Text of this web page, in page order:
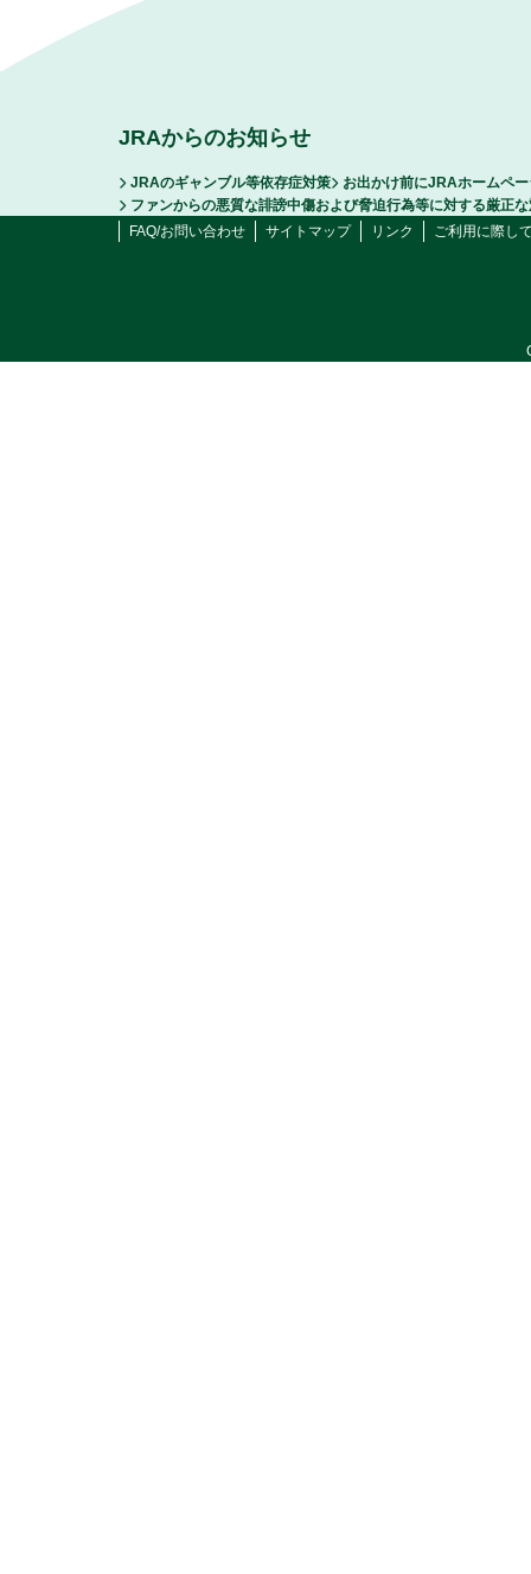
JRAからのお知らせ
JRAのギャンブル等依存症対策
お出かけ前にJRAホームペ
ファンからの悪質な誹謗中傷および脅迫行為等に対する厳正
FAQ/お問い合わせ
サイトマップ リンク ご利用に際し